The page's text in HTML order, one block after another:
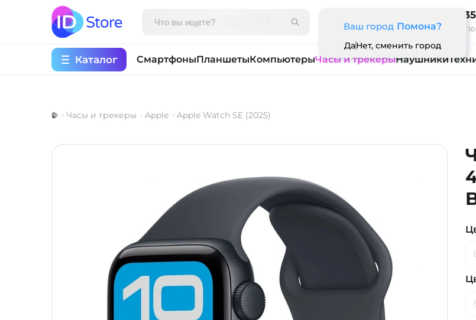
Ваш город Помона?
ДаНет, сменить город
8 800
Ежедневно
Каталог СмартфоныПланшетыКомпьютерыЧасы и трекерыНаушники
Часы и трекеры Apple Apple Watch SE (2025)